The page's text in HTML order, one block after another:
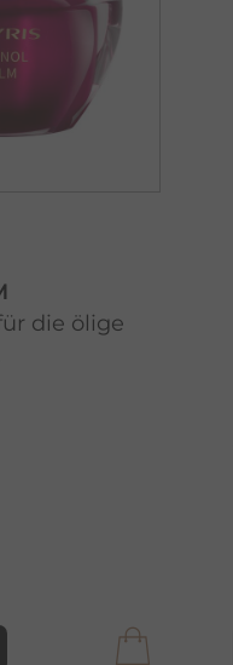
die ölige